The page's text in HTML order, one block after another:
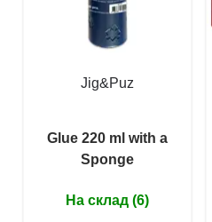
Jig&Puz
Glue 220 ml with a
Sponge
На склад (6)